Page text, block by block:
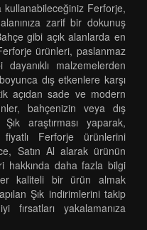
kullanabileceğiniz Ferforje,
zarif bir dokunuş
gibi açık alanlarda en
ürünleri, paslanmaz
malzemelerden
dış etkenlere karşı
açıdan sade ve modern
bahçenizin veya dış
Şık araştırması yaparak,
Ferforje ürünlerini
Satın Al alarak ürünün
hakkında daha fazla bilgi
kaliteli bir ürün almak
Şık indirimlerini takip
yakalamanıza